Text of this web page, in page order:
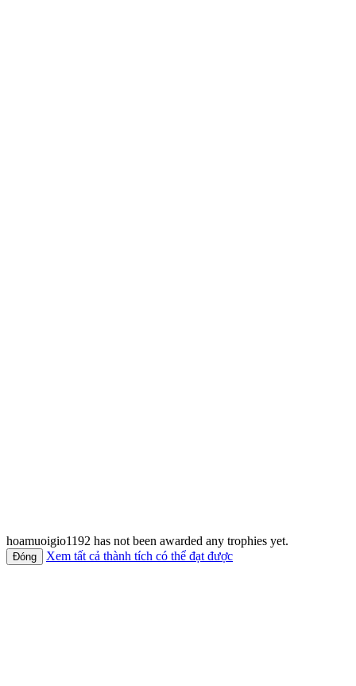
hoamuoigio1192 has not been awarded any trophies yet.
Xem tất cả thành tích có thể đạt được